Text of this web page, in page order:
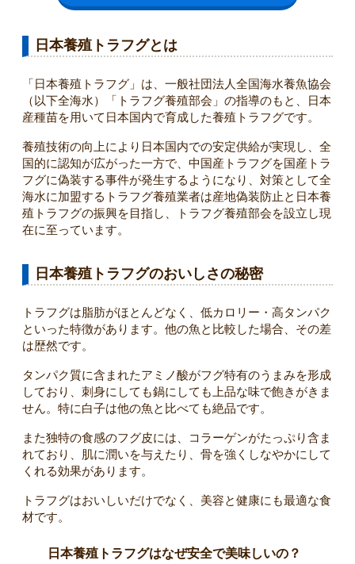
日本養殖トラフグとは
「日本養殖トラフグ」は、一般社団法人全国海水養魚協会
（以下全海水）「トラフグ養殖部会」の指導のもと、日本
産種苗を用いて日本国内で育成した養殖トラフグです。
養殖技術の向上により日本国内での安定供給が実現し、全
国的に認知が広がった一方で、中国産トラフグを国産トラ
フグに偽装する事件が発生するようになり、対策として全
海水に加盟するトラフグ養殖業者は産地偽装防止と日本養
殖トラフグの振興を目指し、トラフグ養殖部会を設立し現
在に至っています。
日本養殖トラフグのおいしさの秘密
トラフグは脂肪がほとんどなく、低カロリー・高タンパク
といった特徴があります。他の魚と比較した場合、その差
は歴然です。
タンパク質に含まれたアミノ酸がフグ特有のうまみを形成
しており、刺身にしても鍋にしても上品な味で飽きがきま
せん。特に白子は他の魚と比べても絶品です。
また独特の食感のフグ皮には、コラーゲンがたっぷり含ま
れており、肌に潤いを与えたり、骨を強くしなやかにして
くれる効果があります。
トラフグはおいしいだけでなく、美容と健康にも最適な食
材です。
日本養殖トラフグはなぜ安全で美味しいの？